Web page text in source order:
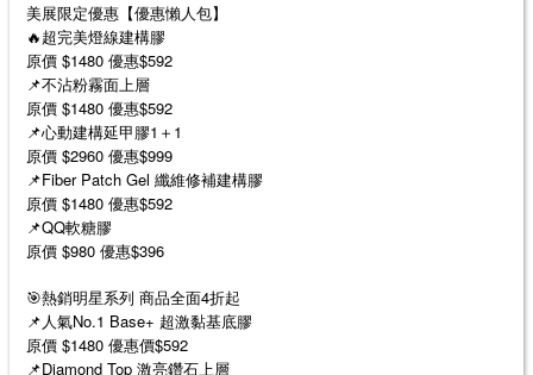
美展限定優惠【優惠懶人包】
🔥超完美燈線建構膠
原價 $1480 優惠$592
📌不沾粉霧面上層
原價 $1480 優惠$592
📌心動建構延甲膠1＋1
原價 $2960 優惠$999
📌Fiber Patch Gel 纖維修補建構膠
原價 $1480 優惠$592
📌QQ軟糖膠
原價 $980 優惠$396
🎯熱銷明星系列 商品全面4折起
📌人氣No.1 Base+ 超激黏基底膠
原價 $1480 優惠價$592
📌Diamond Top 激亮鑽石上層